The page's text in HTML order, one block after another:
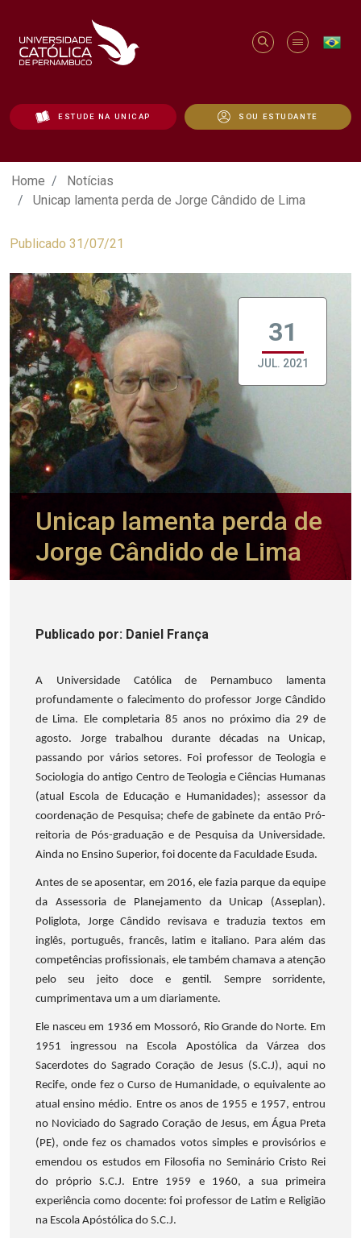
ESTUDE NA UNICAP SOU ESTUDANTE
Unicap lamenta perda de Jorge
Home
Notícias
Unicap lamenta perda de Jorge Cândido de Lima
Publicado 31/07/21
31
JUL. 2021
Unicap lamenta perda de
Jorge Cândido de Lima
Publicado por: Daniel França
A Universidade Católica de Pernambuco lamenta
profundamente o falecimento do professor Jorge Cândido
de Lima. Ele completaria 85 anos no próximo dia 29 de
agosto. Jorge trabalhou durante décadas na Unicap,
passando por vários setores. Foi professor de Teologia e
Sociologia do antigo Centro de Teologia e Ciências Humanas
(atual Escola de Educação e Humanidades); assessor da
coordenação de Pesquisa; chefe de gabinete da então Pró-
reitoria de Pós-graduação e de Pesquisa da Universidade.
Ainda no Ensino Superior, foi docente da Faculdade Esuda.
Antes de se aposentar, em 2016, ele fazia parque da equipe
da Assessoria de Planejamento da Unicap (Asseplan).
Poliglota, Jorge Cândido revisava e traduzia textos em
inglês, português, francês, latim e italiano. Para além das
competências profissionais, ele também chamava a atenção
pelo seu jeito doce e gentil. Sempre sorridente,
cumprimentava um a um diariamente.
Ele nasceu em 1936 em Mossoró, Rio Grande do Norte. Em
1951 ingressou na Escola Apostólica da Várzea dos
Sacerdotes do Sagrado Coração de Jesus (S.C.J), aqui no
Recife, onde fez o Curso de Humanidade, o equivalente ao
atual ensino médio. Entre os anos de 1955 e 1957, entrou
no Noviciado do Sagrado Coração de Jesus, em Água Preta
(PE), onde fez os chamados votos simples e provisórios e
emendou os estudos em Filosofia no Seminário Cristo Rei
do próprio S.C.J. Entre 1959 e 1960, a sua primeira
experiência como docente: foi professor de Latim e Religião
na Escola Apóstólica do S.C.J.